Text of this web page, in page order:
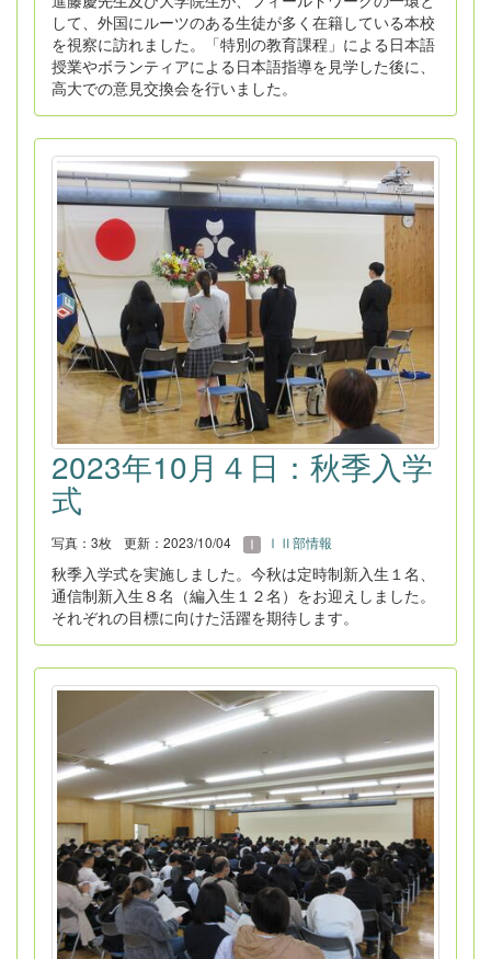
して、外国にルーツのある生徒が多く在籍している本校
を視察に訪れました。「特別の教育課程」による日本語
授業やボランティアによる日本語指導を見学した後に、
高大での意見交換会を行いました。
2023年10月４日：秋季入学
式
写真：3枚 更新：2023/10/04 ⅠⅡ部情報
秋季入学式を実施しました。今秋は定時制新入生１名、
通信制新入生８名（編入生１２名）をお迎えしました。
それぞれの目標に向けた活躍を期待します。